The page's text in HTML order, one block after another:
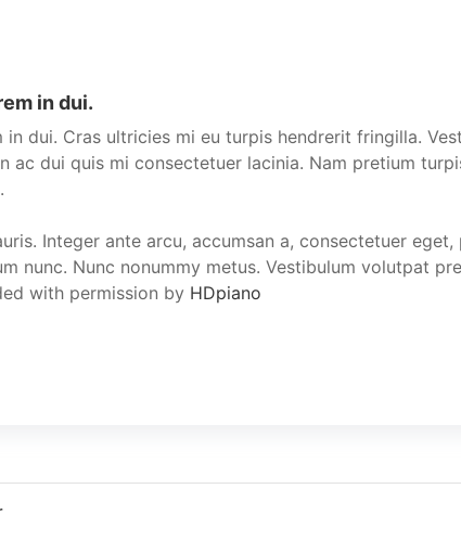
in dui.
in dui. Cras ultricies mi eu turpis hendrerit fringilla.
ac dui quis mi consectetuer lacinia. Nam pretium
Integer ante arcu, accumsan a, consectetuer
nunc. Nunc nonummy metus. Vestibulum volutpat
with permission by HDpiano